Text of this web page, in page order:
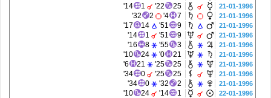
21-01-1996
25
22'
1
14'
21-01-1996
7
4'
2
32'
21-01-1996
9
51'
14
17'
21-01-1996
9
51'
1
14'
21-01-1996
3
55'
8
16'
21-01-1996
21
0'
24
10'
21-01-1996
25
25'
21
6'
21-01-1996
25
25'
0
34'
21-01-1996
2
32'
0
34'
22-01-1996
1
14'
24
10'